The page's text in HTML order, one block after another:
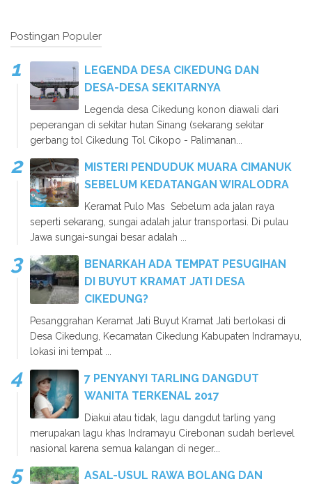
Postingan Populer
LEGENDA DESA CIKEDUNG DAN
DESA-DESA SEKITARNYA
Legenda desa Cikedung konon diawali dari
peperangan di sekitar hutan Sinang (sekarang sekitar
gerbang tol Cikedung Tol Cikopo - Palimanan...
MISTERI PENDUDUK MUARA CIMANUK
SEBELUM KEDATANGAN WIRALODRA
Keramat Pulo Mas Sebelum ada jalan raya
seperti sekarang, sungai adalah jalur transportasi. Di pulau
Jawa sungai-sungai besar adalah ...
BENARKAH ADA TEMPAT PESUGIHAN
DI BUYUT KRAMAT JATI DESA
CIKEDUNG?
Pesanggrahan Keramat Jati Buyut Kramat Jati berlokasi di
Desa Cikedung, Kecamatan Cikedung Kabupaten Indramayu,
lokasi ini tempat ...
7 PENYANYI TARLING DANGDUT
WANITA TERKENAL 2017
Diakui atau tidak, lagu dangdut tarling yang
merupakan lagu khas Indramayu Cirebonan sudah berlevel
nasional karena semua kalangan di neger...
ASAL-USUL RAWA BOLANG DAN